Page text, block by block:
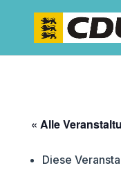
« Alle
Diese